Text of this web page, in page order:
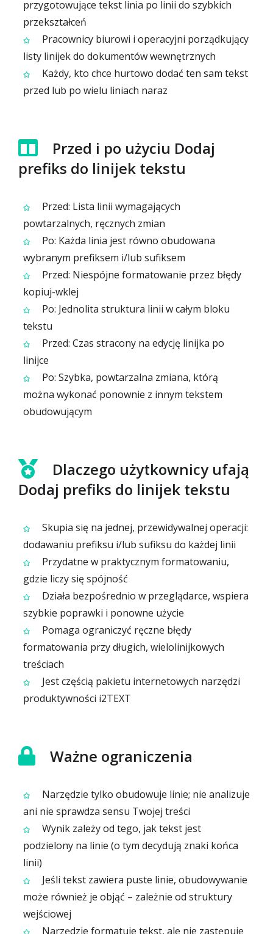
przygotowujące tekst linia po linii do szybkich
przekształceń
Pracownicy biurowi i operacyjni porządkujący
listy linijek do dokumentów wewnętrznych
Każdy, kto chce hurtowo dodać ten sam tekst
przed lub po wielu liniach naraz
Przed i po użyciu Dodaj
prefiks do linijek tekstu
Przed: Lista linii wymagających
powtarzalnych, ręcznych zmian
Po: Każda linia jest równo obudowana
wybranym prefiksem i/lub sufiksem
Przed: Niespójne formatowanie przez błędy
kopiuj-wklej
Po: Jednolita struktura linii w całym bloku
tekstu
Przed: Czas stracony na edycję linijka po
linijce
Po: Szybka, powtarzalna zmiana, którą
można wykonać ponownie z innym tekstem
obudowującym
Dlaczego użytkownicy ufają
Dodaj prefiks do linijek tekstu
Skupia się na jednej, przewidywalnej operacji:
dodawaniu prefiksu i/lub sufiksu do każdej linii
Przydatne w praktycznym formatowaniu,
gdzie liczy się spójność
Działa bezpośrednio w przeglądarce, wspiera
szybkie poprawki i ponowne użycie
Pomaga ograniczyć ręczne błędy
formatowania przy długich, wielolinijkowych
treściach
Jest częścią pakietu internetowych narzędzi
produktywności i2TEXT
Ważne ograniczenia
Narzędzie tylko obudowuje linie; nie analizuje
ani nie sprawdza sensu Twojej treści
Wynik zależy od tego, jak tekst jest
podzielony na linie (o tym decydują znaki końca
linii)
Jeśli tekst zawiera puste linie, obudowywanie
może również je objąć – zależnie od struktury
wejściowej
Narzędzie formatuje tekst, ale nie zastępuje